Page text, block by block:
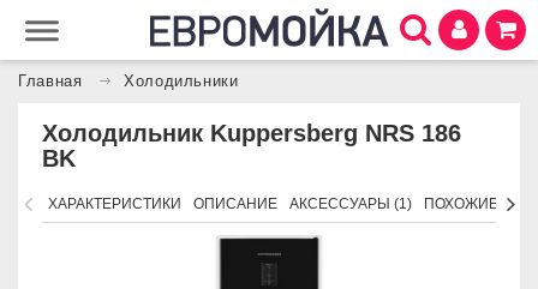
Главная Холодильники
Холодильник Kuppersberg NRS 186
BK
ХАРАКТЕРИСТИКИ ОПИСАНИЕ АКСЕССУАРЫ (1) ПОХОЖИЕ